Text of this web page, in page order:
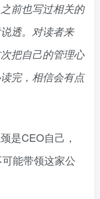
前也写过相关的
透。对读者来
把自己的管理心
完，相信会有点
是CEO自己，
能带领这家公